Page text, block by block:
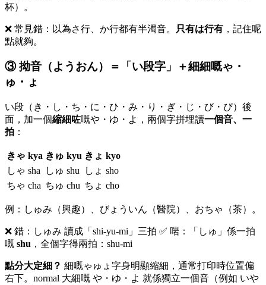
杯）。
❌ 常見錯：以為さ行、か行都有半濁音。 只有は行有 ，記住呢
點就夠。
③ 拗音（ようおん）＝「い段字」＋細細嘅ゃ・
ゅ・ょ
い段（き・し・ち・に・ひ・み・り・ぎ・じ・び・ぴ）後
面，加一個縮細咗嘅や・ゆ・よ，兩個字拼埋讀一個音、一
拍 ：
きゃ kya きゅ kyu きょ kyo
しゃ sha
しゅ shu
しょ sho
ちゃ cha ちゅ chu ちょ cho
例：しゅみ（興趣）、びょういん（醫院）、おちゃ（茶）。
❌ 錯：しゅみ 讀成「shi-yu-mi」三拍 ✅ 啱：「しゅ」係一拍
嘅 shu ，全個字得兩拍：shu-mi
點分大定細？ 細嘅ゃゅょ字身明顯縮細，通常打印時位置偏
右下。normal 大細嘅 や・ゆ・よ 就係獨立一個音（例如 いや